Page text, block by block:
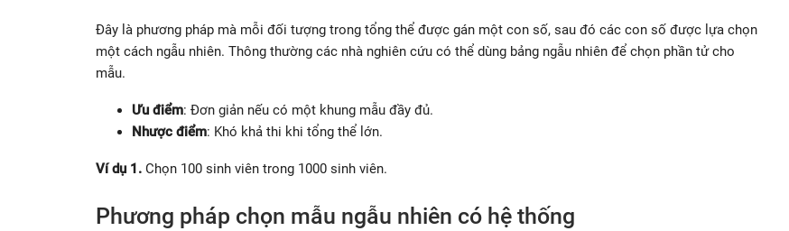
Đây là phương pháp mà mỗi đối tượng trong tổng thể được gán một con số, sau đó các con số được lựa chọn
một cách ngẫu nhiên. Thông thường các nhà nghiên cứu có thể dùng bảng ngẫu nhiên để chọn phần tử cho
mẫu.
Ưu điểm: Đơn giản nếu có một khung mẫu đầy đủ.
Nhược điểm: Khó khả thi khi tổng thể lớn.
Ví dụ 1. Chọn 100 sinh viên trong 1000 sinh viên.
Phương pháp chọn mẫu ngẫu nhiên có hệ thống